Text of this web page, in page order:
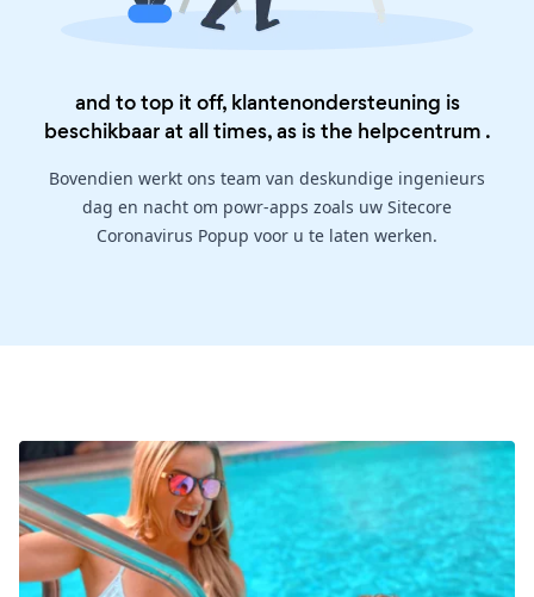
and to top it off, klantenondersteuning is
beschikbaar at all times, as is the helpcentrum .
Bovendien werkt ons team van deskundige ingenieurs
dag en nacht om powr-apps zoals uw Sitecore
Coronavirus Popup voor u te laten werken.